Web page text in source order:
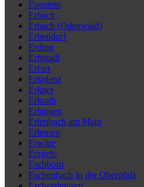
Eppstein
Erbach
Erbach (Odenwald)
Erbendorf
Erding
Erftstadt
Erfurt
Erkelenz
Erkner
Erkrath
Erlangen
Erlenbach am Main
Erlensee
Erwitte
Erzgeb.
Eschborn
Eschenbach in der Oberpfalz